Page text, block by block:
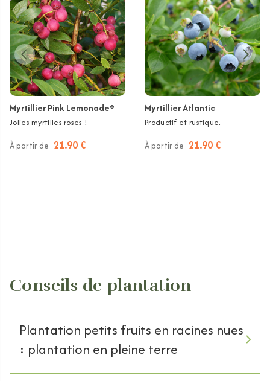
Myrtillier Pink Lemonade®
Jolies myrtilles roses !
À partir de 21.90 €
Myrtillier Atlantic
Productif et rustique.
À partir de 21.90 €
Conseils de plantation
Plantation petits fruits en racines nues
: plantation en pleine terre